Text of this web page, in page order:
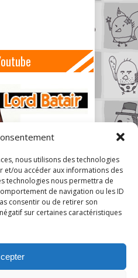
nous utilisons des technologies
et/ou accéder aux informations des
technologies nous permettra de
de navigation ou les ID
consentir ou de retirer son
sur certaines caractéristiques